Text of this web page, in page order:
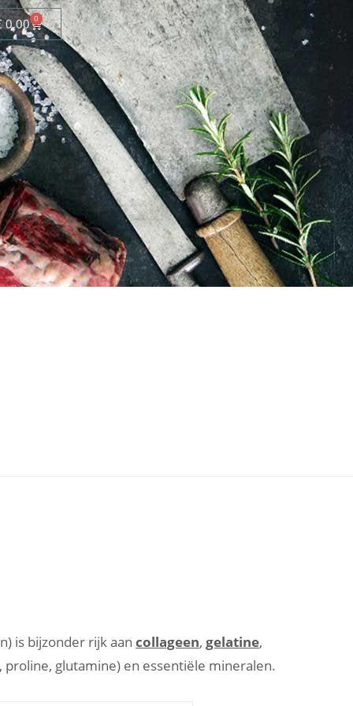
0,00 0
is bijzonder rijk aancollageen,gelatine,
proline, glutamine) en essentiële mineralen.